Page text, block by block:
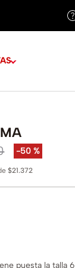
-50 %
$21.372
puesta la talla 6